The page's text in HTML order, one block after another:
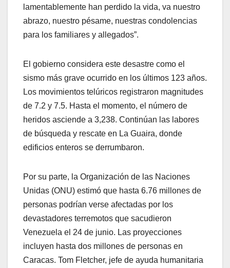
lamentablemente han perdido la vida, va nuestro
abrazo, nuestro pésame, nuestras condolencias
para los familiares y allegados”.
El gobierno considera este desastre como el
sismo más grave ocurrido en los últimos 123 años.
Los movimientos telúricos registraron magnitudes
de 7.2 y 7.5. Hasta el momento, el número de
heridos asciende a 3,238. Continúan las labores
de búsqueda y rescate en La Guaira, donde
edificios enteros se derrumbaron.
Por su parte, la Organización de las Naciones
Unidas (ONU) estimó que hasta 6.76 millones de
personas podrían verse afectadas por los
devastadores terremotos que sacudieron
Venezuela el 24 de junio. Las proyecciones
incluyen hasta dos millones de personas en
Caracas. Tom Fletcher, jefe de ayuda humanitaria